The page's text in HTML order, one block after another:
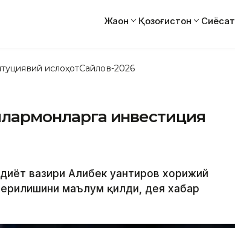
Жаҳон Қозоғистон Сиёсат
ислоҳотСайлов-2026
инвестиция
вазири Алибек Қуантиров хорижий
маълум қилди, дея хабар